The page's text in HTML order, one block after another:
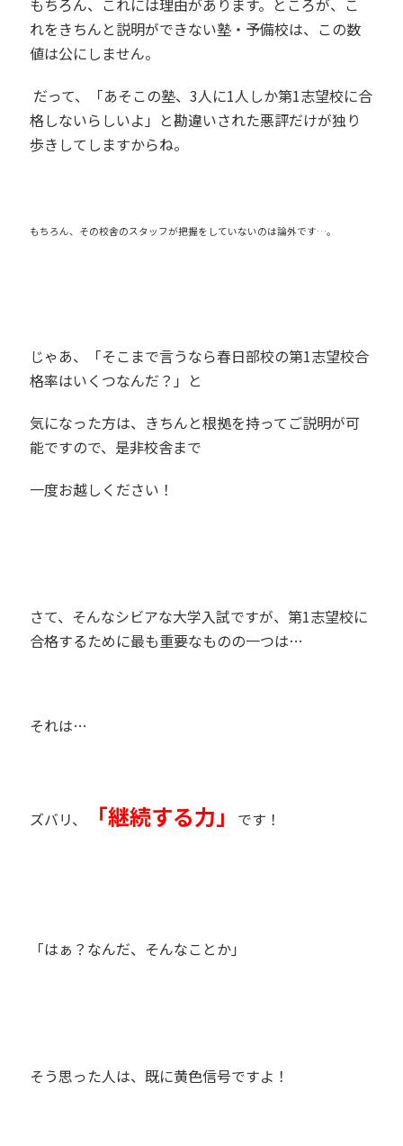
れをきちんと説明ができない塾・予備校は、この数
値は公にしません。
だって、「あそこの塾、3人に1人しか第1志望校に合
格しないらしいよ」と勘違いされた悪評だけが独り
歩きしてしますからね。
もちろん、その校舎のスタッフが把握をしていないのは論外です…。
じゃあ、「そこまで言うなら春日部校の第1志望校合
格率はいくつなんだ？」と
気になった方は、きちんと根拠を持ってご説明が可
能ですので、是非校舎まで
一度お越しください！
さて、そんなシビアな大学入試ですが、第1志望校に
合格するために最も重要なものの一つは…
それは…
ズバリ、 「継続する力」 です！
「はぁ？なんだ、そんなことか」
そう思った人は、既に黄色信号ですよ！